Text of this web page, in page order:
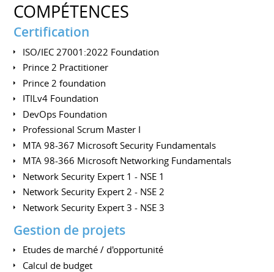
COMPÉTENCES
Certification
ISO/IEC 27001:2022 Foundation
Prince 2 Practitioner
Prince 2 foundation
ITILv4 Foundation
DevOps Foundation
Professional Scrum Master I
MTA 98-367 Microsoft Security Fundamentals
MTA 98-366 Microsoft Networking Fundamentals
Network Security Expert 1 - NSE 1
Network Security Expert 2 - NSE 2
Network Security Expert 3 - NSE 3
Gestion de projets
Etudes de marché / d'opportunité
Calcul de budget